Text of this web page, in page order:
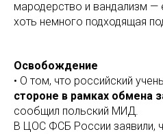
мародерство и вандализм —
хоть немного подходящая
Освобождение
• О том, что российский
стороне в рамках обмена
сообщил польский МИД.
В ЦОС ФСБ России заявили,